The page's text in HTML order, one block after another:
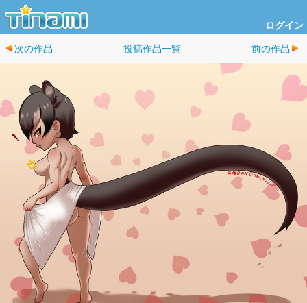
ログイン
次の作品 投稿作品一覧 前の作品